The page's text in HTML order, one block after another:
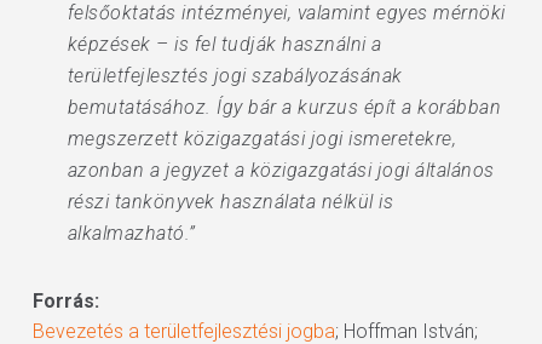
felsőoktatás intézményei, valamint egyes mérnöki
képzések – is fel tudják használni a
területfejlesztés jogi szabályozásának
bemutatásához. Így bár a kurzus épít a korábban
megszerzett közigazgatási jogi ismeretekre,
azonban a jegyzet a közigazgatási jogi általános
részi tankönyvek használata nélkül is
alkalmazható.”
Forrás:
Bevezetés a területfejlesztési jogba; Hoffman István;